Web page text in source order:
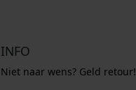
INFO
Niet naar wens? Geld retour!